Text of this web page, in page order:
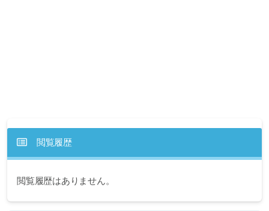
閲覧履歴
閲覧履歴はありません。